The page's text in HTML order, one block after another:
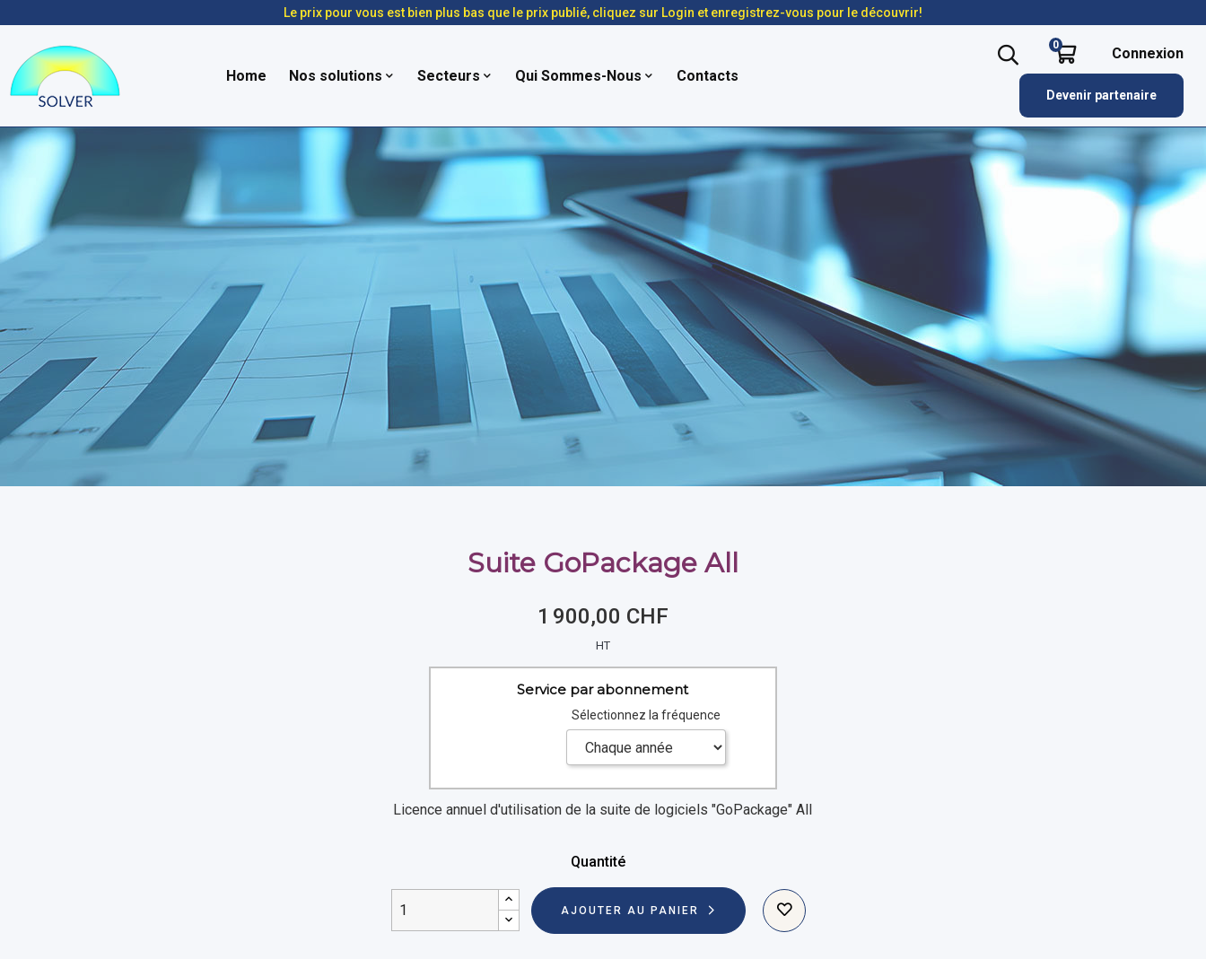
Le prix pour vous est bien plus bas que le prix publié, cliquez sur Login et enregistrez-vous pour le découvrir!
Home Nos solutions Secteurs Qui Sommes-Nous Contacts
0 Connexion
Devenir partenaire
Suite GoPackage All
1 900,00 CHF
HT
Service par abonnement
Sélectionnez la fréquence
Licence annuel d'utilisation de la suite de logiciels "GoPackage" All
Quantité
AJOUTER AU PANIER